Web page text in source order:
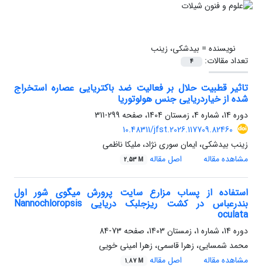
نویسنده = بیدشکی، زینب
تعداد مقالات:
4
تاثیر قطبیت حلال بر فعالیت ضد باکتریایی عصاره استخراج
شده از خیاردریایی جنس هولوتوریا
دوره 14، شماره 4، زمستان 1404، صفحه
299-311
10.48311/jfst.2026.117709.82460
زینب بیدشکی، ایمان سوری نژاد، ملیکا ناظمی
مشاهده مقاله
اصل مقاله 2.53 M
استفاده از پساب مزارع سایت پرورش میگوی شور اول
بندرعباس در کشت ریزجلبک دریایی Nannochloropsis
oculata
دوره 14، شماره 1، زمستان 1403، صفحه
73-84
محمد شمسایی، زهرا قاسمی، زهرا امینی خویی
مشاهده مقاله
اصل مقاله 1.87 M